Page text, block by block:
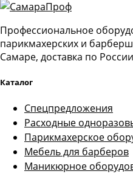
Профессиональное
парикмахерских и
Самаре, доставка по
Каталог
Спецпредложения
Расходные
Парикмахерское
Мебель для барберов
Маникюрное